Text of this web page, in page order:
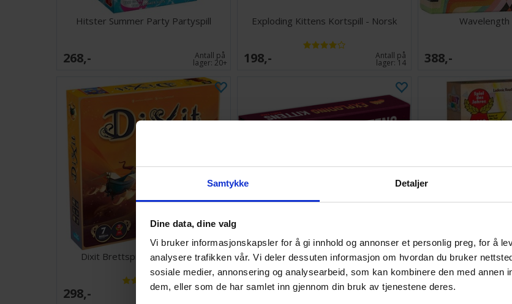
Samtykke Detaljer
Dine data, dine valg
Vi bruker informasjonskapsler for å gi innhold og annonser et personlig preg, for å
analysere trafikken vår. Vi deler dessuten informasjon om hvordan du bruker
sosiale medier, annonsering og analysearbeid, som kan kombinere den med annen
dem, eller som de har samlet inn gjennom din bruk av tjenestene deres.
Hitster Summer Party Partyspill
268,- Antall på
lager:20+
Exploding Kittens Kortspill - Norsk
198,- Antall på
lager: 14 388,-
Dixit Brettspill - Norsk utgave
298,- Antall på
Exploding Kittens Party Pack Kortspill
287,- Antall på
Just One
148,-